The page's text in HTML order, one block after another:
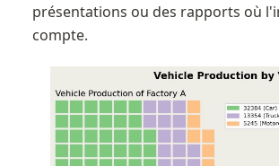
présentations ou des rapports où
compte.